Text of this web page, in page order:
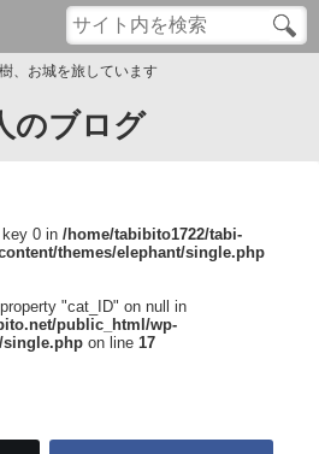
Close
、お城を旅しています
のブログ
key 0 in /home/tabibito1722/tabi-
themes/elephant/single.php
"cat_ID" on null in
public_html/wp-
single.php on line 17